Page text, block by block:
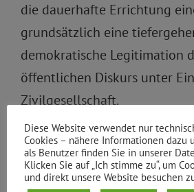
die dauerhafte Errichtung
grundsätzlich eine
demokratische Legitimation
öffentlichen Diskurs unter
Zivilgesellschaft.
Bis zur Aushandlung dieser,
Gedenktafelkommission und
Kunst im öffentlichen Raum,
Diese Website verwendet nur
Cookies – nähere Informationen dazu
als Benutzer finden Sie in unserer
Klicken Sie auf „Ich stimme zu“, um
und direkt unsere Website besuchen